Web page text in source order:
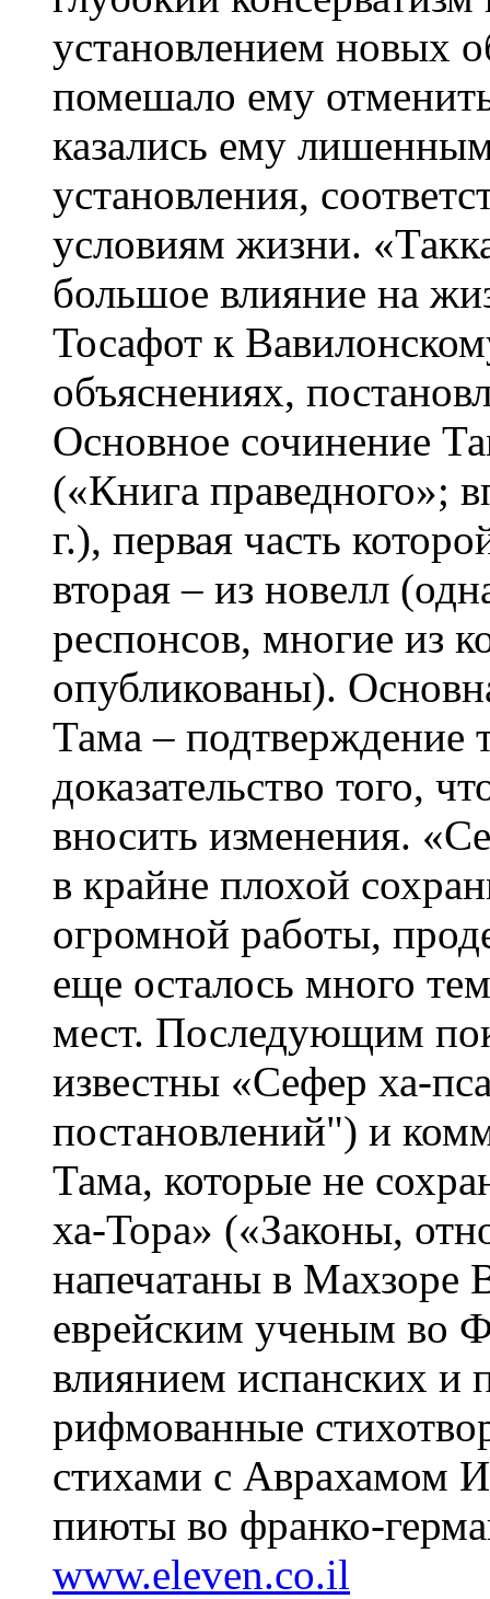
установлением новых
помешало ему
казались ему
установления,
условиям жизни.
большое влияние на
Тосафот к
объяснениях,
Основное сочинение
(«Книга праведного»;
г.), первая часть
вторая – из новелл
респонсов, многие из
опубликованы).
Тама – подтверждение
доказательство того,
вносить изменения.
в крайне плохой
огромной работы,
еще осталось много
мест. Последующим
известны «Сефер ха-
постановлений") и
Тама, которые не
ха-Тора» («Законы,
напечатаны в
еврейским ученым во
влиянием испанских и
рифмованные
стихами с Аврахамом
пиюты во франко-
www.eleven.co.il